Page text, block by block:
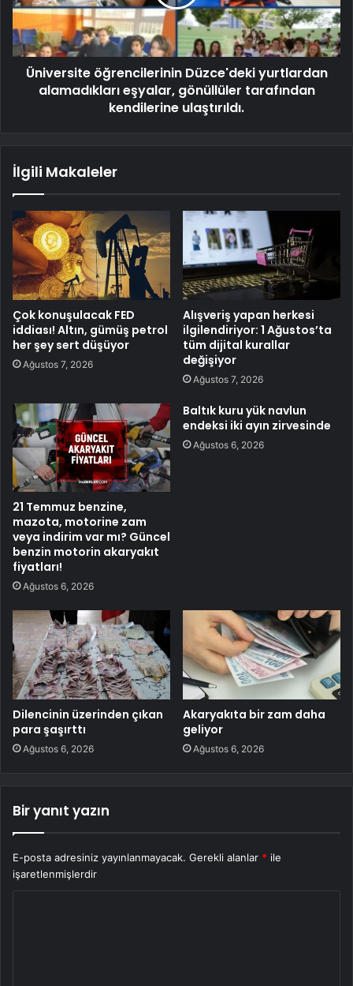
Üniversite öğrencilerinin Düzce'deki yurtlardan
alamadıkları eşyalar, gönüllüler tarafından
kendilerine ulaştırıldı.
İlgili Makaleler
Çok konuşulacak FED
iddiası! Altın, gümüş petrol
her şey sert düşüyor
Ağustos 7, 2026
Alışveriş yapan herkesi
ilgilendiriyor: 1 Ağustos’ta
tüm dijital kurallar
değişiyor
Ağustos 7, 2026
21 Temmuz benzine,
mazota, motorine zam
veya indirim var mı? Güncel
benzin motorin akaryakıt
fiyatları!
Ağustos 6, 2026
Baltık kuru yük navlun
endeksi iki ayın zirvesinde
Ağustos 6, 2026
Dilencinin üzerinden çıkan
para şaşırttı
Ağustos 6, 2026
Akaryakıta bir zam daha
geliyor
Ağustos 6, 2026
Bir yanıt yazın
E-posta adresiniz yayınlanmayacak. Gerekli alanlar * ile
işaretlenmişlerdir